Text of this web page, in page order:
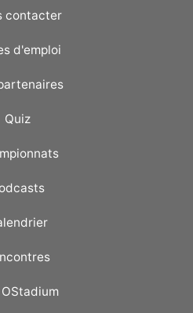
contacter
d'emploi
Quiz